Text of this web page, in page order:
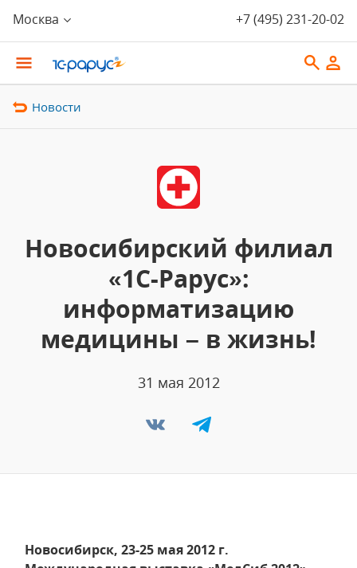
Москва +7 (495) 231-20-02
Новости
Новосибирский филиал
«1С-Рарус»:
информатизацию
медицины – в жизнь!
31 мая 2012
Новосибирск, 23-25 мая 2012 г.